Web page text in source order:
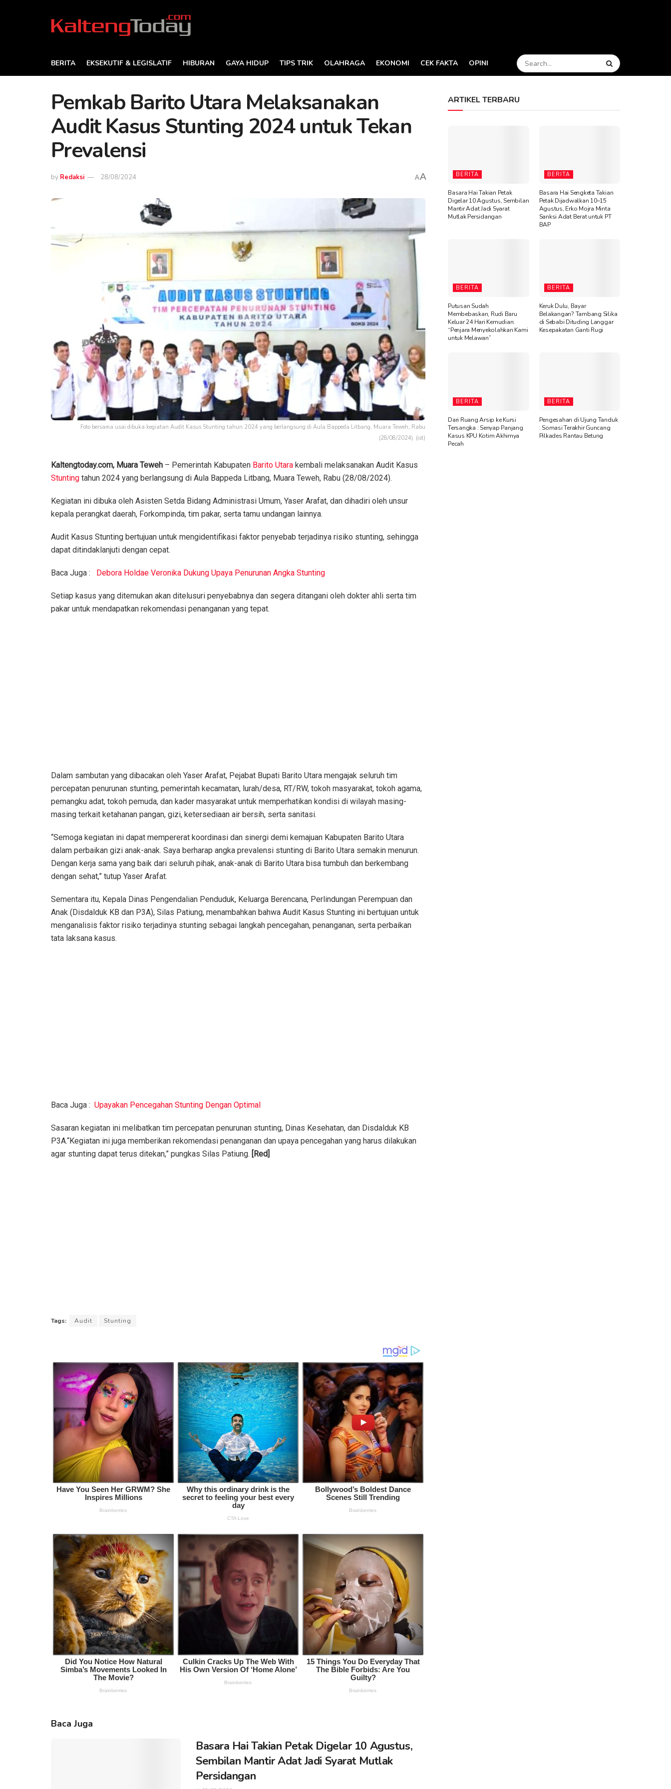
BERITA EKSEKUTIF & LEGISLATIF HIBURAN GAYA HIDUP TIPS TRIK OLAHRAGA EKONOMI CEK FAKTA OPINI
Pemkab Barito Utara Melaksanakan
Audit Kasus Stunting 2024 untuk Tekan
Prevalensi
by Redaksi 28/08/2024 AA
Foto bersama usai dibuka kegiatan Audit Kasus Stunting tahun 2024 yang berlangsung di Aula Bappeda Litbang, Muara Teweh, Rabu
(28/08/2024). (ist)
Kaltengtoday.com, Muara Teweh – Pemerintah Kabupaten Barito Utara kembali melaksanakan Audit Kasus
Stunting tahun 2024 yang berlangsung di Aula Bappeda Litbang, Muara Teweh, Rabu (28/08/2024).
Kegiatan ini dibuka oleh Asisten Setda Bidang Administrasi Umum, Yaser Arafat, dan dihadiri oleh unsur
kepala perangkat daerah, Forkompinda, tim pakar, serta tamu undangan lainnya.
Audit Kasus Stunting bertujuan untuk mengidentifikasi faktor penyebab terjadinya risiko stunting, sehingga
dapat ditindaklanjuti dengan cepat.
Baca Juga : Debora Holdae Veronika Dukung Upaya Penurunan Angka Stunting
Setiap kasus yang ditemukan akan ditelusuri penyebabnya dan segera ditangani oleh dokter ahli serta tim
pakar untuk mendapatkan rekomendasi penanganan yang tepat.
Dalam sambutan yang dibacakan oleh Yaser Arafat, Pejabat Bupati Barito Utara mengajak seluruh tim
percepatan penurunan stunting, pemerintah kecamatan, lurah/desa, RT/RW, tokoh masyarakat, tokoh agama,
pemangku adat, tokoh pemuda, dan kader masyarakat untuk memperhatikan kondisi di wilayah masing-
masing terkait ketahanan pangan, gizi, ketersediaan air bersih, serta sanitasi.
“Semoga kegiatan ini dapat mempererat koordinasi dan sinergi demi kemajuan Kabupaten Barito Utara
dalam perbaikan gizi anak-anak. Saya berharap angka prevalensi stunting di Barito Utara semakin menurun.
Dengan kerja sama yang baik dari seluruh pihak, anak-anak di Barito Utara bisa tumbuh dan berkembang
dengan sehat,” tutup Yaser Arafat.
Sementara itu, Kepala Dinas Pengendalian Penduduk, Keluarga Berencana, Perlindungan Perempuan dan
Anak (Disdalduk KB dan P3A), Silas Patiung, menambahkan bahwa Audit Kasus Stunting ini bertujuan untuk
menganalisis faktor risiko terjadinya stunting sebagai langkah pencegahan, penanganan, serta perbaikan
tata laksana kasus.
Baca Juga : Upayakan Pencegahan Stunting Dengan Optimal
Sasaran kegiatan ini melibatkan tim percepatan penurunan stunting, Dinas Kesehatan, dan Disdalduk KB
P3A.“Kegiatan ini juga memberikan rekomendasi penanganan dan upaya pencegahan yang harus dilakukan
agar stunting dapat terus ditekan,” pungkas Silas Patiung. [Red]
Tags: Audit Stunting
Baca Juga
Basara Hai Takian Petak Digelar 10 Agustus,
Sembilan Mantir Adat Jadi Syarat Mutlak
Persidangan
ARTIKEL TERBARU
BERITA
Basara Hai Takian Petak
Digelar 10 Agustus, Sembilan
Mantir Adat Jadi Syarat
Mutlak Persidangan
BERITA
Basara Hai Sengketa Takian
Petak Dijadwalkan 10–15
Agustus, Erko Mojra Minta
Sanksi Adat Berat untuk PT
BAP
BERITA
Putusan Sudah
Membebaskan, Rudi Baru
Keluar 24 Hari Kemudian:
“Penjara Menyekolahkan Kami
untuk Melawan”
BERITA
Keruk Dulu, Bayar
Belakangan? Tambang Silika
di Sebabi Dituding Langgar
Kesepakatan Ganti Rugi
BERITA
Dari Ruang Arsip ke Kursi
Tersangka : Senyap Panjang
Kasus KPU Kotim Akhirnya
Pecah
BERITA
Pengesahan di Ujung Tanduk
: Somasi Terakhir Guncang
Pilkades Rantau Betung